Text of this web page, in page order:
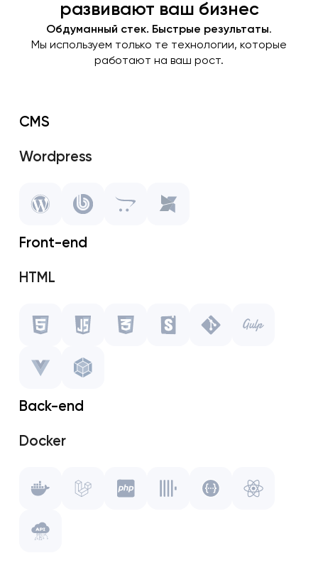
развивают ваш бизнес
Обдуманный стек. Быстрые результаты.
Мы используем только те технологии, которые
работают на ваш рост.
CMS
Wordpress
1C Bitrix
Front-end
HTML
Javascript
Storybook
Git
Gulp.js
Vue.js
WebPack
Back-end
Docker
ClickHouse